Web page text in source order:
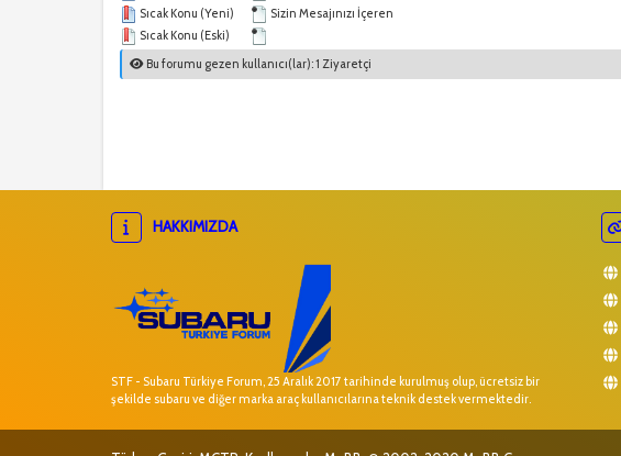
Sıcak Konu (Yeni)
Sıcak Konu (Eski)
Sizin Mesajınızı İçeren
Bu forumu gezen kullanıcı(lar): 1 Ziyaretçi
HAKKIMIZDA
STF - Subaru Türkiye Forum, 25 Aralık 2017 tarihinde kurulmuş olup, ücretsiz bir
şekilde subaru ve diğer marka araç kullanıcılarına teknik destek vermektedir.